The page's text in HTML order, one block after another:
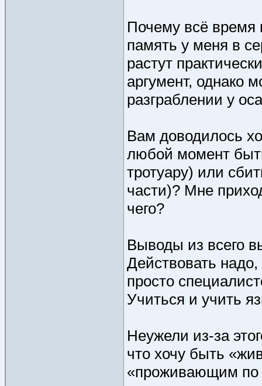
Почему всё время
память у меня в
растут
аргумент, однако
разграблении у
Вам доводилось
любой момент
тротуару) или
части)? Мне
чего?
Выводы из всего
Действовать
просто
Учиться и учить
Неужели из-за
что хочу быть
«проживающим по